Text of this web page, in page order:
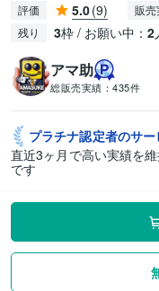
評価 5.0(9) 販売
残り 3枠 / お願い中： 2
アマ助
総販売実績： 435件
プラチナ認定者のサー
直近3ヶ月で高い実績を
です